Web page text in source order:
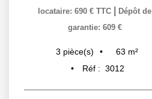
locataire: 690 € TTC
Dépôt de
garantie: 609 €
3 pièce(s) 63 m²
Réf : 3012